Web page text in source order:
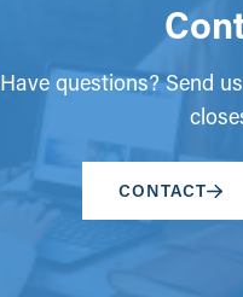
Have questions? Send
CONTACT